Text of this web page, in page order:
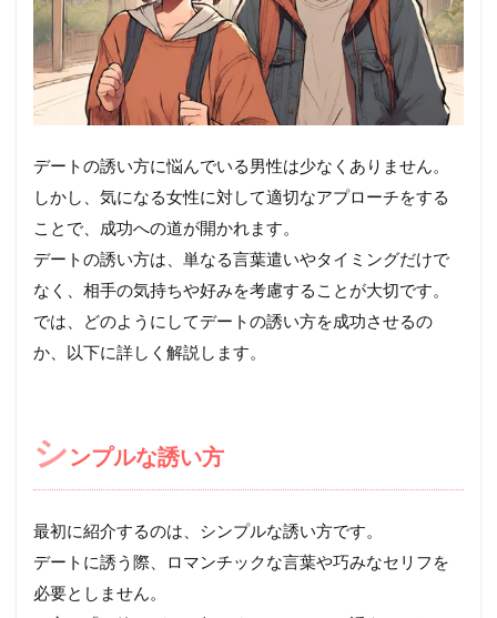
デートの誘い方に悩んでいる男性は少なくありません。
しかし、気になる女性に対して適切なアプローチをする
ことで、成功への道が開かれます。
デートの誘い方は、単なる言葉遣いやタイミングだけで
なく、相手の気持ちや好みを考慮することが大切です。
では、どのようにしてデートの誘い方を成功させるの
か、以下に詳しく解説します。
シンプルな誘い方
最初に紹介するのは、シンプルな誘い方です。
デートに誘う際、ロマンチックな言葉や巧みなセリフを
必要としません。